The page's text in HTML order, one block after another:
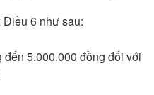
Điều 6 như sau:
đến 5.000.000 đồng đối với